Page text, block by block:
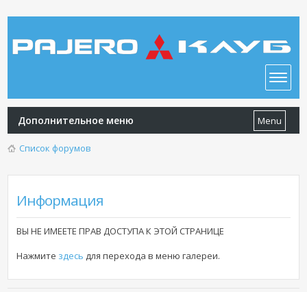
Дополнительное меню Menu
Список форумов
Информация
ВЫ НЕ ИМЕЕТЕ ПРАВ ДОСТУПА К ЭТОЙ СТРАНИЦЕ
Нажмите здесь для перехода в меню галереи.